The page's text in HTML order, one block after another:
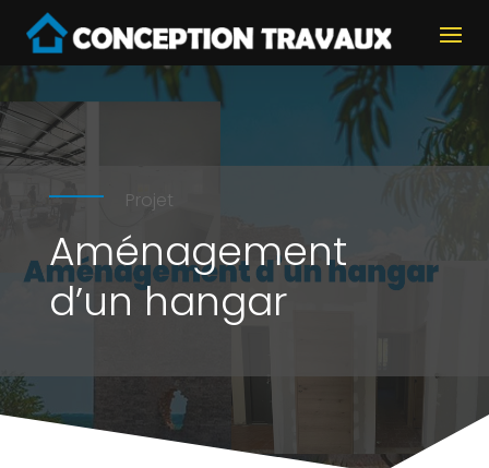
Projet
Aménagement
d’un hangar